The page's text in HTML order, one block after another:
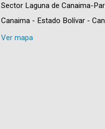
Sector Laguna de Canaima-
Canaima - Estado Bolívar -
Ver mapa